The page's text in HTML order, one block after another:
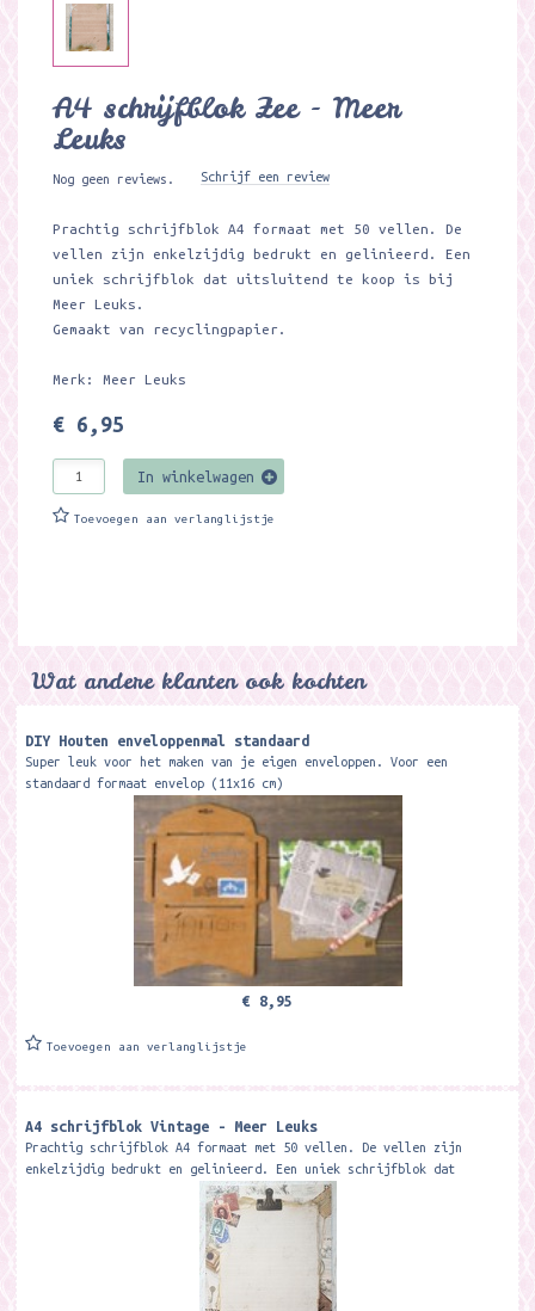
A4 schrijfblok Zee - Meer
Leuks
Nog geen reviews. Schrijf een review
Prachtig schrijfblok A4 formaat met 50 vellen. De
vellen zijn enkelzijdig bedrukt en gelinieerd. Een
uniek schrijfblok dat uitsluitend te koop is bij
Meer Leuks.
Gemaakt van recyclingpapier.
Merk: Meer Leuks
€ 6,95
In winkelwagen
Toevoegen aan verlanglijstje
Wat andere klanten ook kochten
DIY Houten enveloppenmal standaard
Super leuk voor het maken van je eigen enveloppen. Voor een
standaard formaat envelop (11x16 cm)
€ 8,95
Toevoegen aan verlanglijstje
A4 schrijfblok Vintage - Meer Leuks
Prachtig schrijfblok A4 formaat met 50 vellen. De vellen zijn
enkelzijdig bedrukt en gelinieerd. Een uniek schrijfblok dat